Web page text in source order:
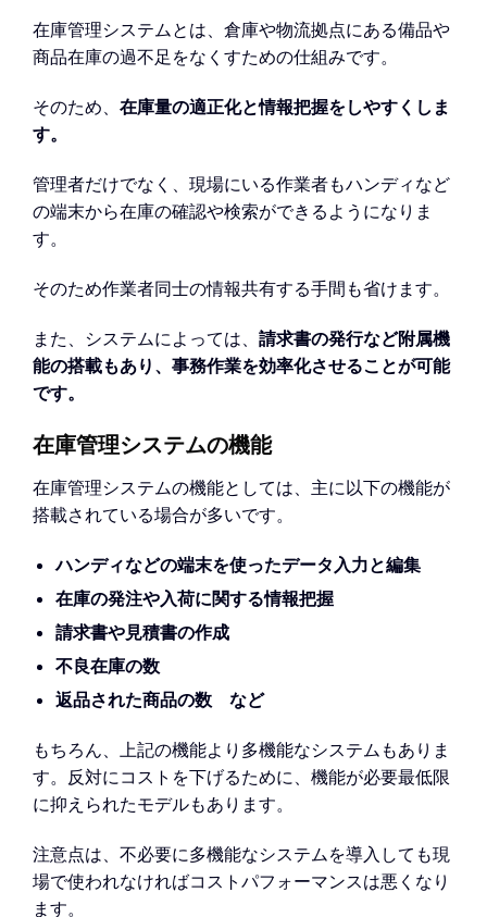
在庫管理システムとは、倉庫や物流拠点にある備品や
商品在庫の過不足をなくすための仕組みです。
そのため、 在庫量の適正化と情報把握をしやすくしま
す。
管理者だけでなく、現場にいる作業者もハンディなど
の端末から在庫の確認や検索ができるようになりま
す。
そのため作業者同士の情報共有する手間も省けます。
また、システムによっては、 請求書の発行など附属機
能の搭載もあり、事務作業を効率化させることが可能
です。
在庫管理システムの機能
在庫管理システムの機能としては、主に以下の機能が
搭載されている場合が多いです。
ハンディなどの端末を使ったデータ入力と編集
在庫の発注や入荷に関する情報把握
請求書や見積書の作成
不良在庫の数
返品された商品の数 など
もちろん、上記の機能より多機能なシステムもありま
す。反対にコストを下げるために、機能が必要最低限
に抑えられたモデルもあります。
注意点は、不必要に多機能なシステムを導入しても現
場で使われなければコストパフォーマンスは悪くなり
ます。